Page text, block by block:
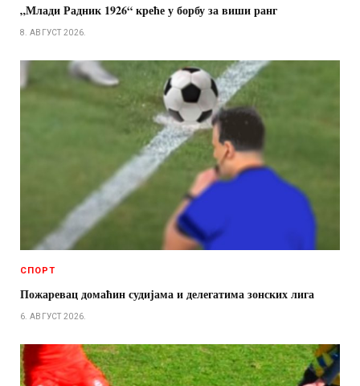
„Млади Радник 1926“ креће у борбу за виши ранг
8. АВГУСТ 2026.
СПОРТ
Пожаревац домаћин судијама и делегатима зонских лига
6. АВГУСТ 2026.